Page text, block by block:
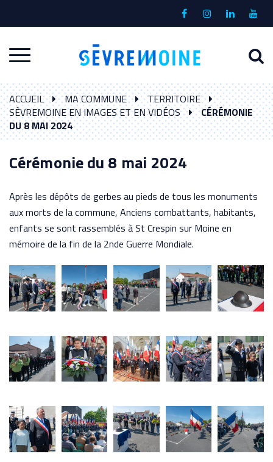
Lien
compte
Lien
Lien
compte
Lien
la
Aller
à
la
navigation
à
ACCUEIL MA COMMUNE
TERRITOIRE
SÈVREMOINE EN IMAGES ET EN VIDÉOS
CÉRÉMONIE
DU 8 MAI 2024
Cérémonie du 8 mai 2024
Après les dépôts de gerbes au pieds de tous les monuments
aux morts de la commune, Anciens combattants, habitants,
enfants se sont rassemblés à St Crespin sur Moine en
mémoire de la fin de la 2nde Guerre Mondiale.